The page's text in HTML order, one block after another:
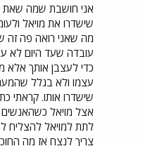
אני חושבת שמה שאת
שישדרו את מויאל
מה שאני רואה פה זה
עובדה שעד היום לא
כדי לעצבן אותך אלא
שישדרו אותו. קראתי
אצל מויאל
לתת למויאל להצליח
צריך לנצח אז מה